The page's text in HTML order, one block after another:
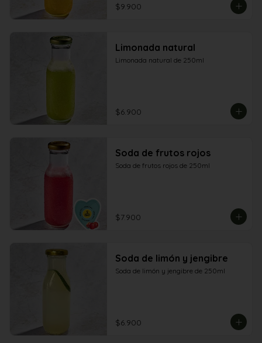
$9.900
Limonada natural
Limonada natural de 250ml
$6.900
Soda de frutos rojos
Soda de frutos rojos de 250ml
$7.900
Soda de limón y jengibre
Soda de limón y jengibre de 250ml
$6.900